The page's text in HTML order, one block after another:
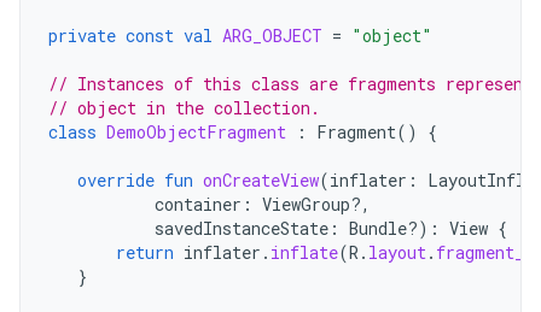
private const val ARG_OBJECT = "object"
// Instances of this class are fragments
// object in the collection.
class DemoObjectFragment : Fragment() {
override fun onCreateView(inflater :
container : ViewGroup?,
savedInstanceState : Bundle?) : View {
return inflater . inflate(R . layout.
}